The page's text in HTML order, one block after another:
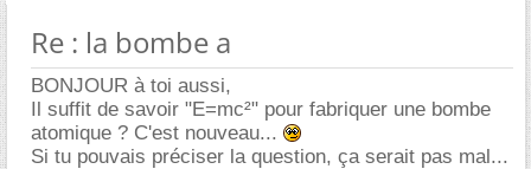
Re : la bombe a
BONJOUR à toi aussi,
Il suffit de savoir "E=mc²" pour fabriquer une bombe
atomique ? C'est nouveau...
Si tu pouvais préciser la question, ça serait pas mal...